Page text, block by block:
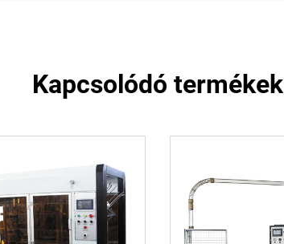
Kapcsolódó termékek